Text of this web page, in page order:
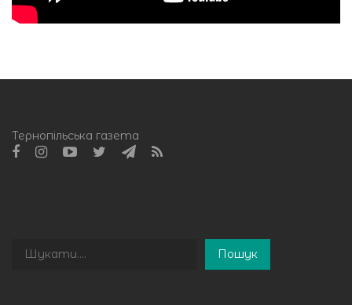
Тернопільська газета
Пошук
Пошук